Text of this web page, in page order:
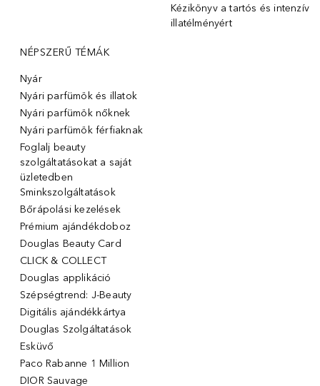
Kézikönyv a tartós és intenzív
illatélményért
NÉPSZERŰ TÉMÁK
Nyár
Nyári parfümök és illatok
Nyári parfümök nőknek
Nyári parfümök férfiaknak
Foglalj beauty
szolgáltatásokat a saját
üzletedben
Sminkszolgáltatások
Bőrápolási kezelések
Prémium ajándékdoboz
Douglas Beauty Card
CLICK & COLLECT
Douglas applikáció
Szépségtrend: J-Beauty
Digitális ajándékkártya
Douglas Szolgáltatások
Esküvő
Paco Rabanne 1 Million
DIOR Sauvage